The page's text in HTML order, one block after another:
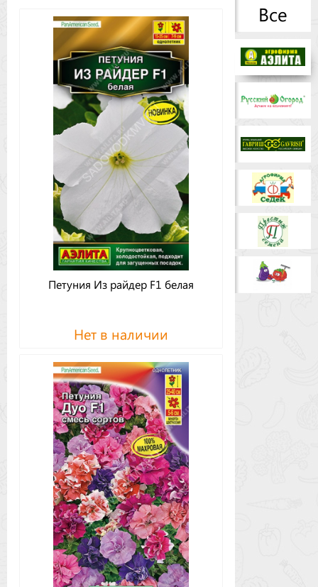
сейчас
Бренды
Доставка
Оптовикам
Петуния Из райдер F1 белая
Нет в наличии
Все